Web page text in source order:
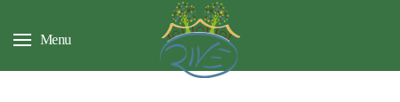
Menu